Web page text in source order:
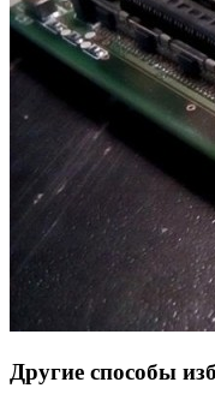
Другие способы